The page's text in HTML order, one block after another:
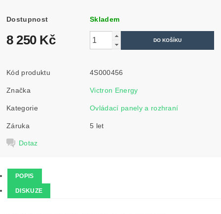
Dostupnost Skladem
8 250 Kč
Kód produktu 4S000456
Značka Victron Energy
Kategorie Ovládací panely a rozhraní
Záruka 5 let
Dotaz
POPIS
DISKUZE